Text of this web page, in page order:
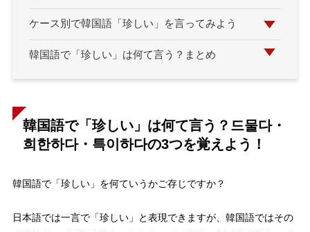
ケース別で韓国語「珍しい」を言ってみよう
韓国語で「珍しい」は何て言う？まとめ
韓国語で「珍しい」は何て言う？드물다・
희한하다・특이하다の3つを覚えよう！
韓国語で「珍しい」を何ていうかご存じですか？
日本語では一言で「珍しい」と表現できますが、韓国語ではその